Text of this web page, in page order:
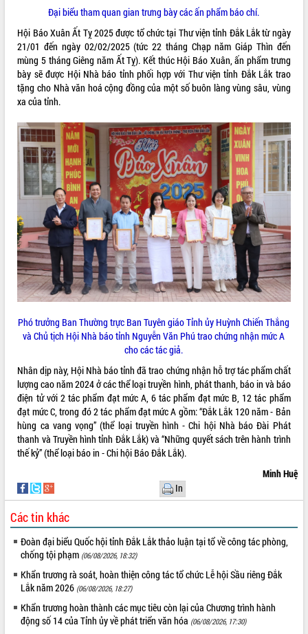
Ngành cá ngừ Đắk Lắk chủ động thích
ứng để giữ vững thị trường xuất khẩu
Diễn đàn Kinh tế tư nhân Việt Nam đột
phá cơ chế - Hợp tác công tư
Đề án 06 tạo bước ngoặt đột phá trong
cải cách hành chính tỉnh Đắk Lắk
Kết nối tour, đẩy mạnh chuyển đổi số
Khởi động Dự án Đầu tư xây dựng hạ
tầng kỹ thuật Cụm công nghiệp Tân
Tiến
Gặp mặt các cơ quan báo chí nhân Kỷ
niệm 101 năm Ngày Báo chí Cách
mạng Việt Nam
Đắk Lắk sơ kết 4 năm triển khai thực
hiện Đề án 06 của Chính phủ
Họp báo thông tin về Hội nghị Công bố
Quy hoạch và Xúc tiến đầu tư tỉnh Đắk
Lắk
Khơi thông điểm nghẽn, đẩy nhanh
HĐND tỉnh thông qua điều chỉnh Quy
hoạch tỉnh thời kỳ 2021-2030
hoạch tỉnh Đắk Lắk thời kỳ 2021-2030,
tầm nhìn đến năm 2050
Nâng cao hiệu quả hoạt động của các
doanh nghiệp nhà nước
Hội nghị triển khai kết nối mạng
truyền số liệu chuyên dùng phục vụ cơ
quan Đảng, Nhà nước
tay làm sạch môi trường
Xã Ea Kar bước chuyển mình trong
công tác cải cách hành chính mô hình
mới
UBND tỉnh họp báo định kỳ tháng 4
năm 2026
Hội thảo khoa học “Giải pháp thúc đẩy
Đắk Lắk”
Tăng cường giám sát, đôn đốc thực
Đại biểu tham quan gian trưng bày các ấn phẩm báo chí.
Hội Báo Xuân Ất Tỵ 2025 được tổ chức tại Thư viện tỉnh Đắk Lắk từ ngày
21/01 đến ngày 02/02/2025 (tức 22 tháng Chạp năm Giáp Thìn đến
mùng 5 tháng Giêng năm Ất Tỵ). Kết thúc Hội Báo Xuân, ấn phẩm trưng
bày sẽ được Hội Nhà báo tỉnh phối hợp với Thư viện tỉnh Đắk Lắk trao
tặng cho Nhà văn hoá cộng đồng của một số buôn làng vùng sâu, vùng
xa của tỉnh.
Phó trưởng Ban Thường trực Ban Tuyên giáo Tỉnh ủy Huỳnh Chiến Thắng
và Chủ tịch Hội Nhà báo tỉnh Nguyễn Văn Phú trao chứng nhận mức A
cho các tác giả.
Nhân dịp này, Hội Nhà báo tỉnh đã trao chứng nhận hỗ trợ tác phẩm chất
lượng cao năm 2024 ở các thể loại truyền hình, phát thanh, báo in và báo
điện tử với 2 tác phẩm đạt mức A, 6 tác phẩm đạt mức B, 12 tác phẩm
đạt mức C, trong đó 2 tác phẩm đạt mức A gồm: “Đắk Lắk 120 năm - Bản
hùng ca vang vọng” (thể loại truyền hình - Chi hội Nhà báo Đài Phát
thanh và Truyền hình tỉnh Đắk Lắk) và “Những quyết sách trên hành trình
thế kỷ” (thể loại báo in - Chi hội Báo Đắk Lắk).
Minh Huệ
In
Các tin khác
Đoàn đại biểu Quốc hội tỉnh Đắk Lắk thảo luận tại tổ về công tác phòng,
chống tội phạm (06/08/2026, 18:32)
Khẩn trương rà soát, hoàn thiện công tác tổ chức Lễ hội Sầu riêng Đắk
Lắk năm 2026 (06/08/2026, 18:27)
Khẩn trương hoàn thành các mục tiêu còn lại của Chương trình hành
động số 14 của Tỉnh ủy về phát triển văn hóa (06/08/2026, 17:30)